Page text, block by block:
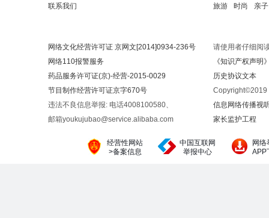
联系我们
旅游
时尚 亲子
网络文化经营许可证 京网文[2014]0934-236号
网络110报警服务
药品服务许可证(京)-经营-2015-0029
节目制作经营许可证京字670号
违法不良信息举报: 电话4008100580、
邮箱youkujubao@service.alibaba.com
请使用者仔细阅
《知识产权声明
历史协议文本
Copyright©2019
信息网络传播视
家长监护工程
经营性网站
>备案信息
中国互联网
举报中心
网络
APP